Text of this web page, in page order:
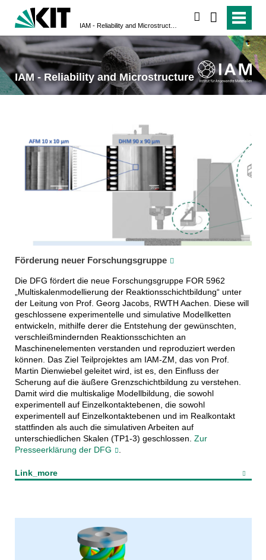
IAM - Reliability and Microstructure
Förderung neuer Forschungsgruppe
Die DFG fördert die neue Forschungsgruppe FOR 5962
„Multiskalenmodellierung der Reaktionsschichtbildung“ unter
der Leitung von Prof. Georg Jacobs, RWTH Aachen. Diese will
geschlossene experimentelle und simulative Modellketten
entwickeln, mithilfe derer die Entstehung der gewünschten,
verschleißmindernden Reaktionsschichten an
Maschinenelementen verstanden und reproduziert werden
können. Das Ziel Teilprojektes am IAM-ZM, das von Prof.
Martin Dienwiebel geleitet wird, ist es, den Einfluss der
Scherung auf die äußere Grenzschichtbildung zu verstehen.
Damit wird die multiskalige Modellbildung, die sowohl
experimentell auf Einzelkontaktebenen, die sowohl
experimentell auf Einzelkontaktebenen und im Realkontakt
stattfinden als auch die simulativen Arbeiten auf
unterschiedlichen Skalen (TP1-3) geschlossen. Zur
Presseerklärung der DFG
.
Link_more